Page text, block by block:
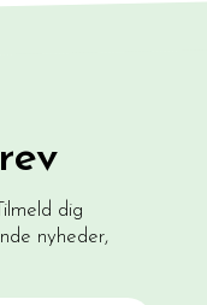
dig
nyheder,